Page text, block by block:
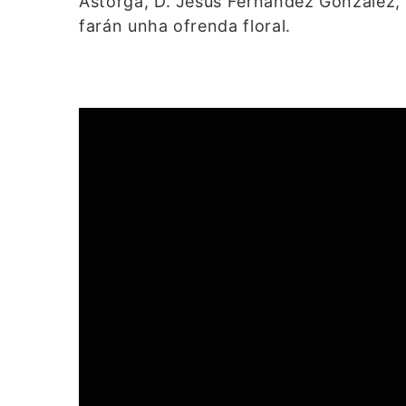
farán unha ofrenda floral.